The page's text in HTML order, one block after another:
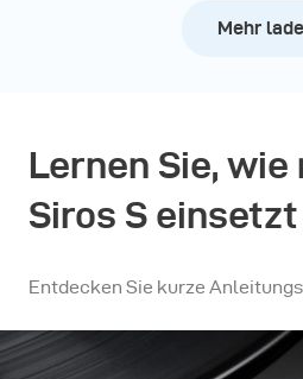
Mehr
Lernen Sie, wie
Siros S einsetzt
Entdecken Sie kurze